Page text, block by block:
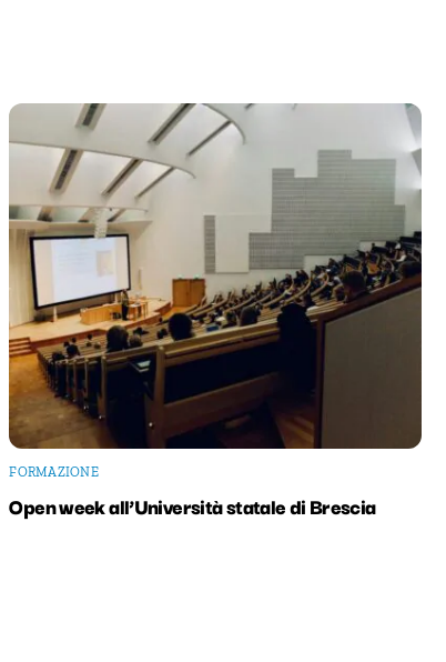
FORMAZIONE
Open week all’Università statale di Brescia